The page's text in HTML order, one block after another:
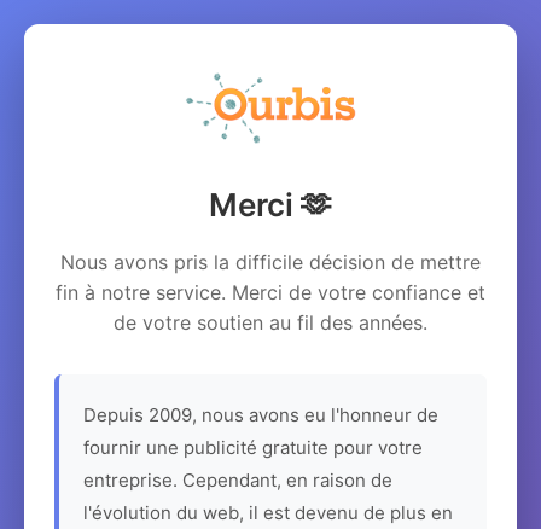
Merci 🫶
Nous avons pris la difficile décision de mettre
fin à notre service. Merci de votre confiance et
de votre soutien au fil des années.
Depuis 2009, nous avons eu l'honneur de
fournir une publicité gratuite pour votre
entreprise. Cependant, en raison de
l'évolution du web, il est devenu de plus en